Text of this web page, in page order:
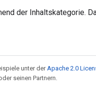
der Inhaltskategorie.
unter derApache 2.0
seinen Partnern.